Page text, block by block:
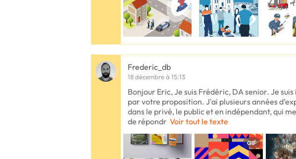
Frederic_db
18 décembre à 15:13
Bonjour Eric, Je suis Frédéric, DA senior. Je
par votre proposition. J'ai plusieurs années
dans le privé, le public et en indépendant, qui
de répondr Voir tout le texte
GIF